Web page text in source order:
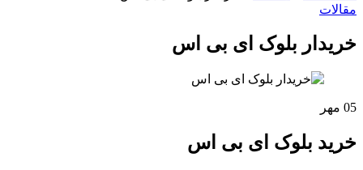
مقالات
خریدار بلوک ای بی اس
05 مهر
خرید بلوک ای بی اس